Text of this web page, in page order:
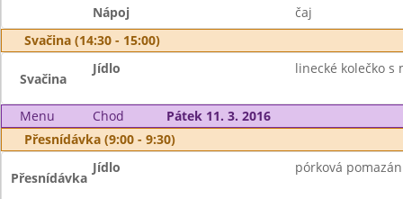
Nápoj
čaj
Svačina (14:30 - 15:00)
Svačina
Jídlo linecké kolečko s
Menu Chod
Pátek 11. 3. 2016
Přesnídávka (9:00 - 9:30)
Přesnídávka
Jídlo pórková